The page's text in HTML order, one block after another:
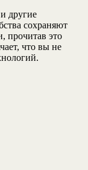
другие
сохраняют
прочитав это
что вы не